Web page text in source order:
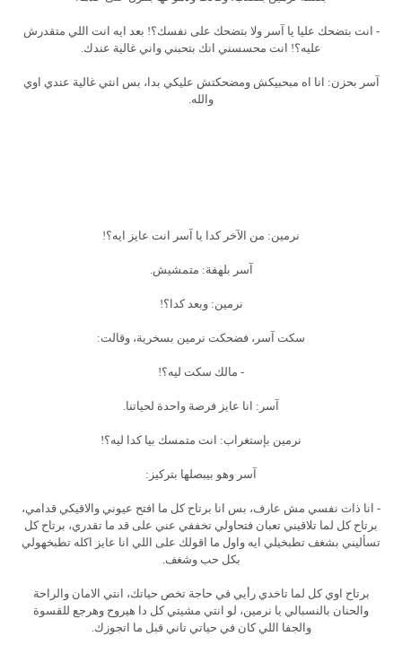
- انت بتضحك عليا يا آسر ولا بتضحك على نفسك؟! بعد ايه انت اللي متقدرش
عليه؟! انت محسسني انك بتحبني واني غالية عندك.
آسر بحزن: انا اه مبحبيكش ومضحكتش عليكي بدا، بس انتي غالية عندي اوي
والله.
نرمين: من الآخر كدا يا آسر انت عايز ايه؟!
آسر بلهفة: متمشيش.
نرمين: وبعد كدا؟!
سكت آسر، فضحكت نرمين بسخرية، وقالت:
- مالك سكت ليه؟!
آسر: انا عايز فرصة واحدة لحياتنا.
نرمين بإستغراب: انت متمسك بيا كدا ليه؟!
آسر وهو بيبصلها بتركيز:
- انا ذات نفسي مش عارف، بس انا برتاح كل ما افتح عيوني والاقيكي قدامي،
برتاح كل لما تلاقيني تعبان فتحاولي تخففي عني على قد ما تقدري، برتاح كل
تسأليني بشغف تطبخيلي ايه واول ما اقولك على اللي انا عايز اكله تطبخهولي
بكل حب وشغف.
برتاح اوي كل لما تاخدي رأيي في حاجة تخص حياتك، انتي الامان والراحة
والحنان بالنسبالي يا نرمين، لو انتي مشيتي كل دا هيروح وهرجع للقسوة
والجفا اللي كان في حياتي تاني قبل ما اتجوزك.